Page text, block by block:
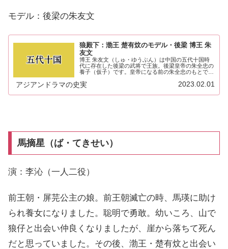
モデル：後梁の朱友文
狼殿下：渤王 楚有炆のモデル・後梁 博王 朱
友文
博王 朱友文（しゅ・ゆうぶん）は中国の五代十国時
代に存在した後梁の武将で王族。後梁皇帝の朱全忠の
養子（仮子）です。皇帝になる前の朱全忠のもとで働
友文を高く評価していた朱全忠から跡継ぎに選ばれ
ま...
アジアンドラマの史実 2023.02.01
馬摘星（ば・てきせい）
演：李沁（一人二役）
前王朝・屏芫公主の娘。前王朝滅亡の時、馬瑛に助け
られ養女になりました。聡明で勇敢。幼いころ、山で
狼仔と出会い仲良くなりましたが、崖から落ちて死ん
だと思っていました。その後、渤王・楚有炆と出会い